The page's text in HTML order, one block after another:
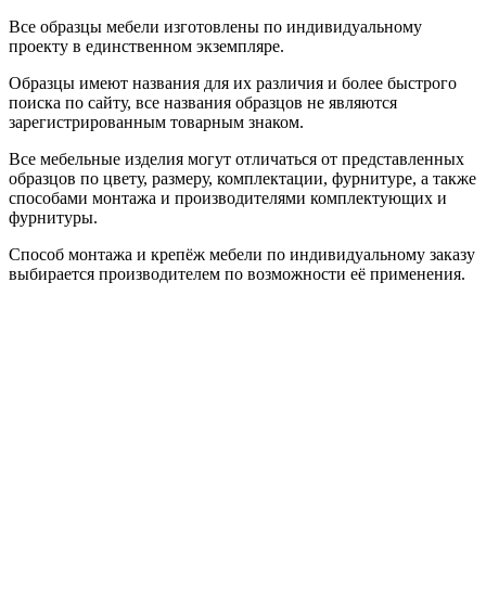
Все образцы мебели изготовлены по индивидуальному
проекту в единственном экземпляре.
Образцы имеют названия для их различия и более быстрого
поиска по сайту, все названия образцов не являются
зарегистрированным товарным знаком.
Все мебельные изделия могут отличаться от представленных
образцов по цвету, размеру, комплектации, фурнитуре, а также
способами монтажа и производителями комплектующих и
фурнитуры.
Способ монтажа и крепёж мебели по индивидуальному заказу
выбирается производителем по возможности её применения.